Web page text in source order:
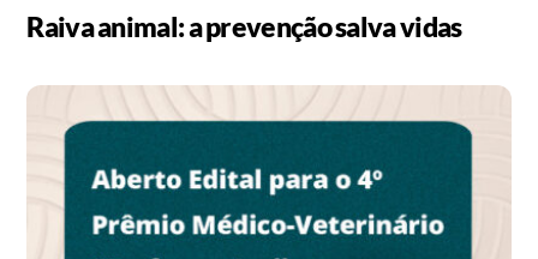
Raiva animal: a prevenção salva vidas